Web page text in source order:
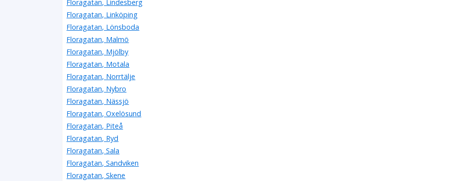
Floragatan, Lindesberg
Floragatan, Linköping
Floragatan, Lönsboda
Floragatan, Malmö
Floragatan, Mjölby
Floragatan, Motala
Floragatan, Norrtälje
Floragatan, Nybro
Floragatan, Nässjö
Floragatan, Oxelösund
Floragatan, Piteå
Floragatan, Ryd
Floragatan, Sala
Floragatan, Sandviken
Floragatan, Skene